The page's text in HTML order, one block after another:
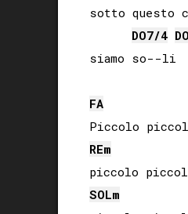
sotto questo
DO7/4 DO
siamo so--li
FA
REm
SOLm